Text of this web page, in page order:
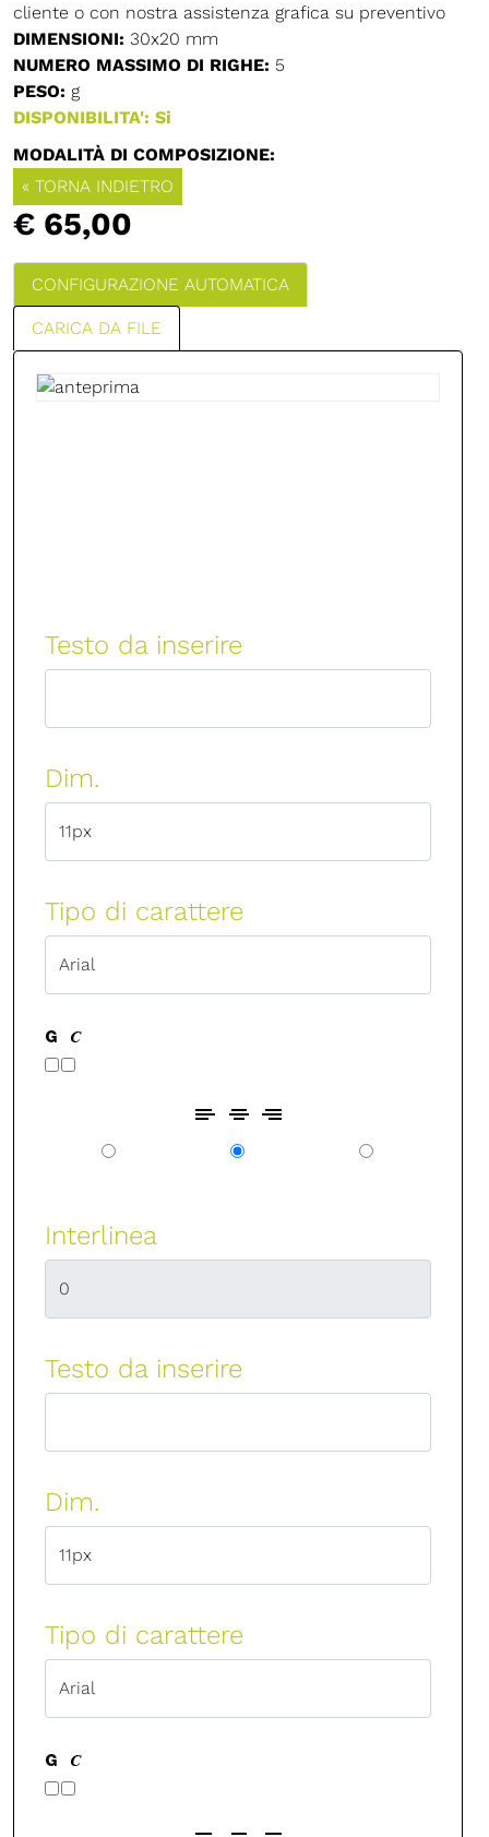
cliente o con nostra assistenza grafica su preventivo
DIMENSIONI: 30x20 mm
NUMERO MASSIMO DI RIGHE: 5
PESO: g
DISPONIBILITA': Si
MODALITÀ DI COMPOSIZIONE:
« TORNA INDIETRO
€ 65,00
CONFIGURAZIONE AUTOMATICA
CARICA DA FILE
Testo da inserire
Dim.
Tipo di carattere
Interlinea
Testo da inserire
Dim.
Tipo di carattere